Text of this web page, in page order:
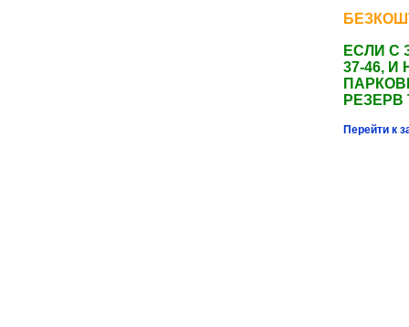
ЕСЛИ С
37-46,
Перейти к